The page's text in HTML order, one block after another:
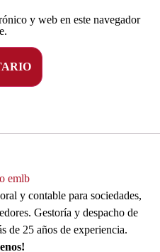
y web en este navegador
y contable para sociedades,
Gestoría y despacho de
de 25 años de experiencia.